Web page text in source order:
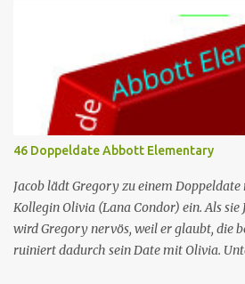
Programm nutzen, um auf die E-Mails
regelmäßig schickt. Nr. (ges.) 44
Elementary Staffel Staffel 3 Nr. (St.) 9
Randall Einhorn Drehbuch Justin Tan
Apr. 2024 Deutsch­sprachige
Aug. 2024 Abbott Elementary ist eine
im Mockumentary-Stil, die von Quinta
Eine Gruppe von sehr engagierten
unbeholfene Schulleiterin versuchen
Widerstände, an einer öffentlichen ...
46 Doppeldate Abbott Elementary
Jacob lädt Gregory zu einem
Kollegin Olivia (Lana Condor) ein. Als sie
wird Gregory nervös, weil er glaubt, die
ruiniert dadurch sein Date mit Olivia.